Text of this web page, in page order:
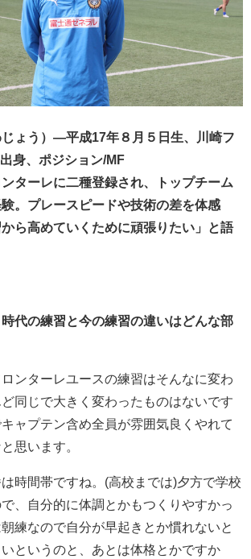
ょう）―平成17年８月５日生、川崎フ
身、ポジション/MF
ターレに二種登録され、トップチーム
。プレースピードや技術の差を体感
ら高めていくために頑張りたい」と語
代の練習と今の練習の違いはどんな部
ロンターレユースの練習はそんなに変わ
同じで大きく変わったものはないです
ャプテン含め全員が雰囲気良くやれて
思います。
は時間帯ですね。(高校までは)夕方で学校
、自分的に体調とかもつくりやすかっ
練なので自分が早起きとか慣れないと
というのと、あとは体格とかですか